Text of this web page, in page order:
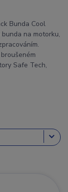
Bunda Cool
na motorku,
Safe Tech,